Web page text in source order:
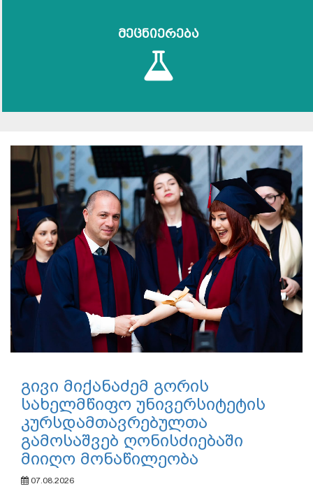
მეცნიერება
გივი მიქანაძემ გორის
სახელმწიფო უნივერსიტეტის
კურსდამთავრებულთა
გამოსაშვებ ღონისძიებაში
მიიღო მონაწილეობა
07.08.2026